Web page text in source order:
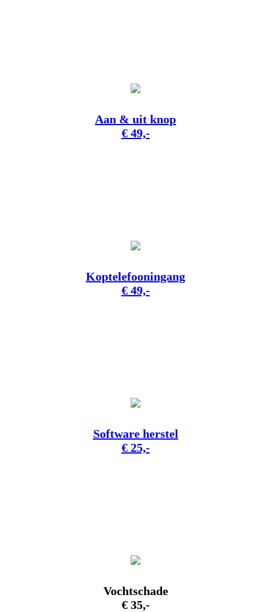
Aan & uit knop
€ 49,-
Koptelefooningang
€ 49,-
Software herstel
€ 25,-
Vochtschade
€ 35,-